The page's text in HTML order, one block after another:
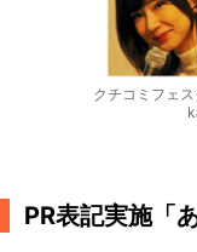
クチコミフェ
PR表記実施「